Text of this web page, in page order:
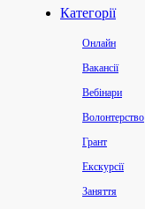
Категорії
Онлайн
Вакансії
Вебінари
Волонтерство
Грант
Екскурсії
Заняття